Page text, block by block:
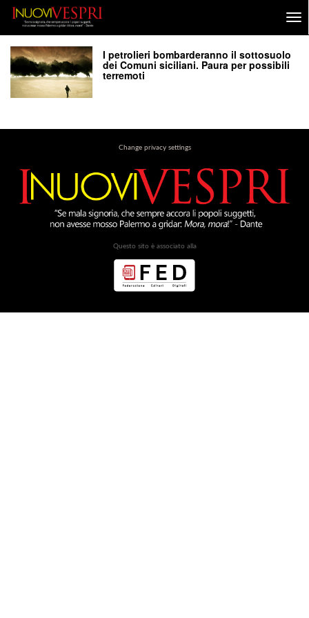
I petrolieri bombarderanno il sottosuolo
dei Comuni siciliani. Paura per possibili
terremoti
Change privacy settings
Questo sito è associato alla